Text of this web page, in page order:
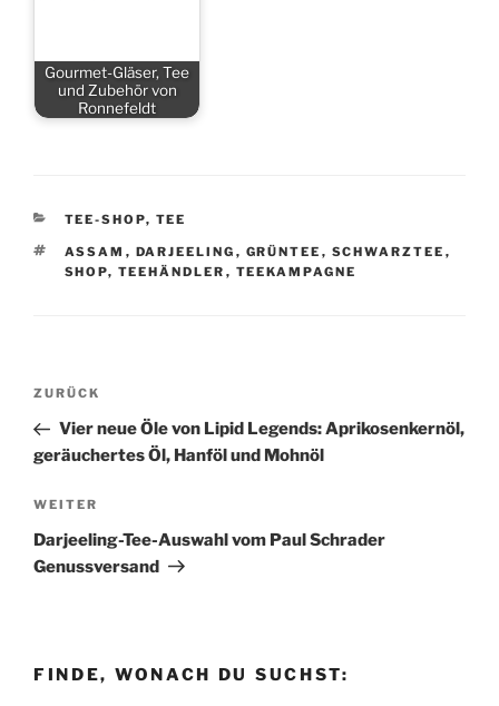
Gourmet-Gläser, Tee
und Zubehör von
Ronnefeldt
KATEGORIEN
TEE-SHOP, TEE
SCHLAGWÖRTER
ASSAM , DARJEELING , GRÜNTEE , SCHWARZTEE ,
SHOP, TEEHÄNDLER , TEEKAMPAGNE
Beitragsnavigation
Vorheriger
Beitrag
ZURÜCK
Vier neue Öle von Lipid Legends: Aprikosenkernöl,
geräuchertes Öl, Hanföl und Mohnöl
Nächster
Beitrag
WEITER
Darjeeling-Tee-Auswahl vom Paul Schrader
Genussversand
FINDE, WONACH DU SUCHST: